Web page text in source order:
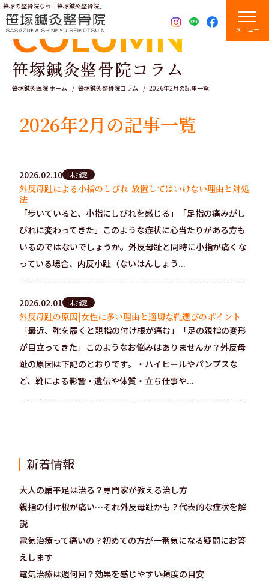
笹塚の整骨院なら「笹塚鍼灸整骨院」
メニュー
COLUMN
笹塚鍼灸整骨院コラム
笹塚鍼灸医院 ホーム 笹塚鍼灸整骨院コラム 2026年2月の記事一覧
2026年2月の記事一覧
2026.02.10 未指定
外反母趾による小指のしびれ|放置してはいけない理由と対処
法
「歩いていると、小指にしびれを感じる」「足指の痛みがし
びれに変わってきた」このような症状に心当たりがある方も
いるのではないでしょうか。外反母趾と同時に小指が痛くな
っている場合、内反小趾（ないはんしょう...
2026.02.01 未指定
外反母趾の原因|女性に多い理由と適切な靴選びのポイント
「最近、靴を履くと親指の付け根が痛む」「足の親指の変形
が目立ってきた」このようなお悩みはありませんか？外反母
趾の原因は下記のとおりです。・ハイヒールやパンプスな
ど、靴による影響・遺伝や体質・立ち仕事や...
新着情報
大人の扁平足は治る？専門家が教える治し方
親指の付け根が痛い…それ外反母趾かも？代表的な症状を解
説
電気治療って痛いの？初めての方が一番気になる疑問にお答
えします
電気治療は週何回？効果を感じやすい頻度の目安